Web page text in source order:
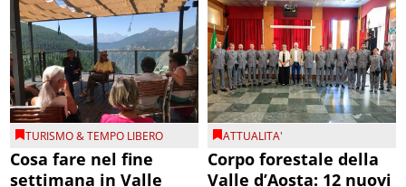
TURISMO & TEMPO LIBERO
Cosa fare nel fine
settimana in Valle
ATTUALITA'
Corpo forestale della
Valle d’Aosta: 12 nuovi